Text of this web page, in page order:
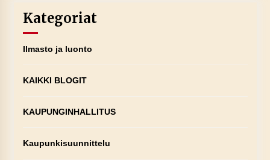
Kategoriat
Ilmasto ja luonto
KAIKKI BLOGIT
KAUPUNGINHALLITUS
Kaupunkisuunnittelu